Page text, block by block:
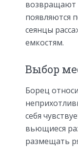
возвращают
появляются
сеянцы
емкостям.
Выбор
Борец
себя
вьющиеся
размещать